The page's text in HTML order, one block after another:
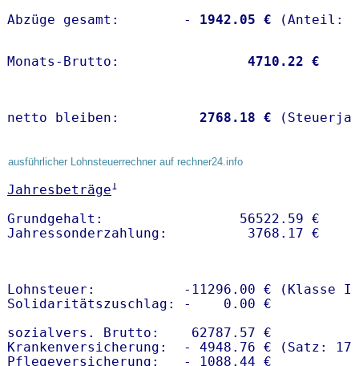
Abzüge gesamt:        -
1942.05 €
Monats-Brutto: 4710.22 €
netto bleiben: 2768.18 €
ausführlicher Lohnsteuerrechner auf rechner24.info
Jahresbeträge1
Grundgehalt:                 56522.59 €
Lohnsteuer:           -11296.00 € (Klasse I)
Solidaritätszuschlag: -    0.00 €
sozialvers. Brutto:    62787.57 €
Krankenversicherung:  - 4948.76 € (Satz:
Pflegeversicherung:   - 1088.44 €